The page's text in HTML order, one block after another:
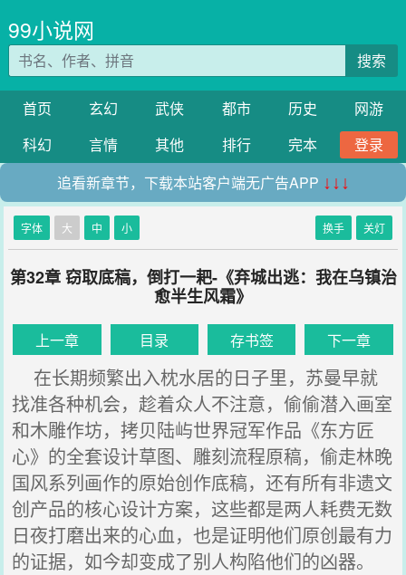
99小说网
搜索
首页 玄幻 武侠 都市 历史
网游
科幻
言情 其他 排行 完本
登录
追看新章节，下载本站客户端无广告APP ↓↓↓
字体 大 中 小 换手 关灯
第32章 窃取底稿，倒打一耙-《弃城出逃：我在乌镇治
愈半生风霜》
上一章 目录 存书签 下一章
在长期频繁出入枕水居的日子里，苏曼早就
找准各种机会，趁着众人不注意，偷偷潜入画室
和木雕作坊，拷贝陆屿世界冠军作品《东方匠
心》的全套设计草图、雕刻流程原稿，偷走林晚
国风系列画作的原始创作底稿，还有所有非遗文
创产品的核心设计方案，这些都是两人耗费无数
日夜打磨出来的心血，也是证明他们原创最有力
的证据，如今却变成了别人构陷他们的凶器。